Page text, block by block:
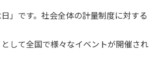
」です。社会全体の計量制度に対する
して全国で様々なイベントが開催され